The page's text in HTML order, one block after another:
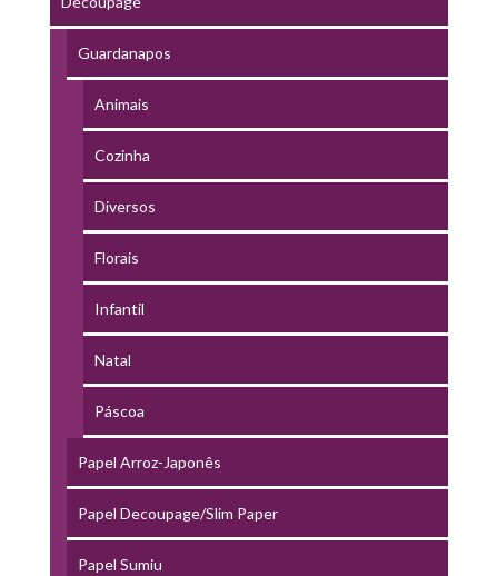
Guardanapos
Animais
Cozinha
Diversos
Florais
Infantil
Natal
Páscoa
Papel Arroz-Japonês
Papel Decoupage/Slim Paper
Papel Sumiu